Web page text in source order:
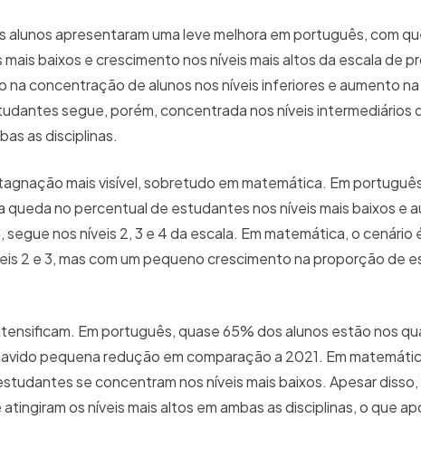
alunos apresentaram uma leve melhora em português, com
baixos e crescimento nos níveis mais altos da escala de
concentração de alunos nos níveis inferiores e aumento
segue, porém, concentrada nos níveis intermediários
as disciplinas.
mais visível, sobretudo em matemática. Em
queda no percentual de estudantes nos níveis mais baixos e
nos níveis 2, 3 e 4 da escala. Em matemática, o cenário
2 e 3, mas com um pequeno crescimento na proporção de
Em português, quase 65% dos alunos estão nos
pequena redução em comparação a 2021. Em
se concentram nos níveis mais baixos. Apesar
os níveis mais altos em ambas as disciplinas, o que